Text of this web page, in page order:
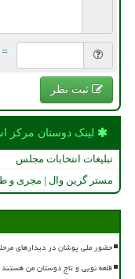
= ۳ بعلاوه ۳
ثبت نظر
لینک دوستان مركز
تبلیغات انتخابات مجلس
مستر گرین وال | مجری و
حضور ملی پوشان در دیدارهای
قلعه نویی و تاج دوستان من هستند